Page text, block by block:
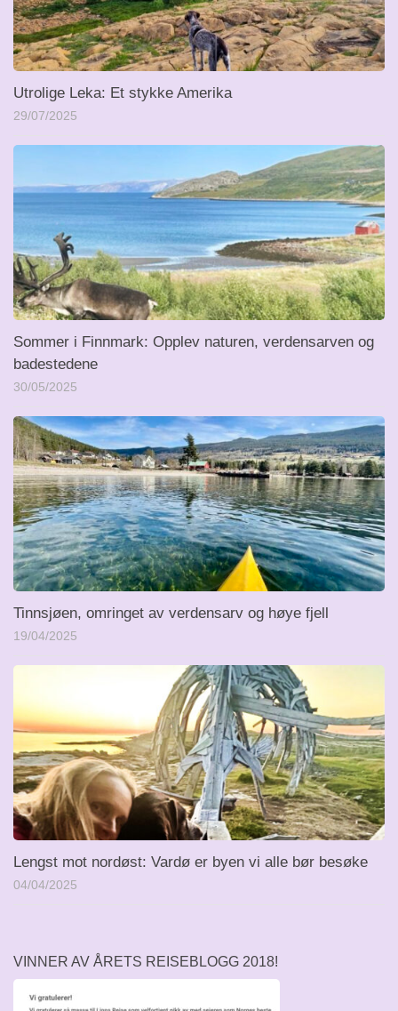
Utrolige Leka: Et stykke Amerika
29/07/2025
Sommer i Finnmark: Opplev naturen, verdensarven og
badestedene
30/05/2025
Tinnsjøen, omringet av verdensarv og høye fjell
19/04/2025
Lengst mot nordøst: Vardø er byen vi alle bør besøke
04/04/2025
VINNER AV ÅRETS REISEBLOGG 2018!